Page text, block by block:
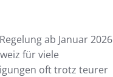
ab Januar 2026
für viele
oft trotz teurer